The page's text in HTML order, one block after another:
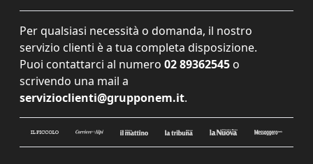
Per qualsiasi necessità o domanda, il nostro
servizio clienti è a tua completa disposizione.
Puoi contattarci al numero 02 89362545 o
scrivendo una mail a
servizioclienti@grupponem.it.